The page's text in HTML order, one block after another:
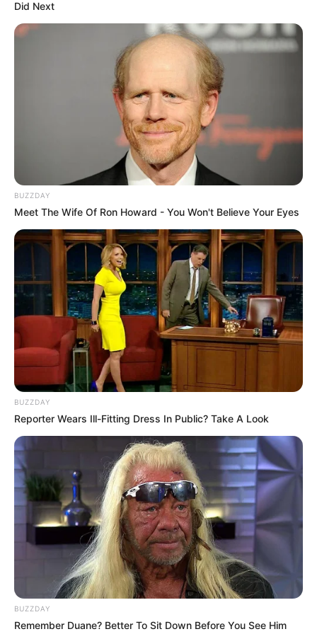
Lihat profil & fakta Isa selengkapnya
(foto: instagram/stayc_highup)
Biodata & Profil
Nama Asli: Yoon Se Eun
Nama Panggung: Seeun
Nama Panggilan: Sseni
Posisi: Vocalist
Tempat, Tanggal Lahir: 14 Juni 2003
Did Next
BUZZDAY
Meet The Wife Of Ron Howard - You Won't Believe Your Eyes
BUZZDAY
Reporter Wears Ill-Fitting Dress In Public? Take A Look
BUZZDAY
Remember Duane? Better To Sit Down Before You See Him